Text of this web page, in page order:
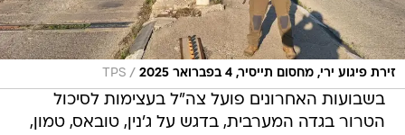
זירת פיגוע ירי, מחסום תייסיר, 4 בפברואר 2025 /
TPS
בשבועות האחרונים פועל צה"ל בעצימות לסיכול
הטרור בגדה המערבית, בדגש על ג'נין, טובאס, טמון,